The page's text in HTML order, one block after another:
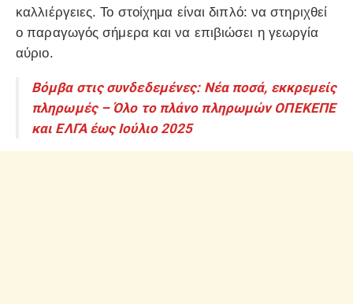
καλλιέργειες. Το στοίχημα είναι διπλό: να στηριχθεί
ο παραγωγός σήμερα και να επιβιώσει η γεωργία
αύριο.
Βόμβα στις συνδεδεμένες: Νέα ποσά, εκκρεμείς
πληρωμές – Όλο το πλάνο πληρωμών ΟΠΕΚΕΠΕ
και ΕΛΓΑ έως Ιούλιο 2025